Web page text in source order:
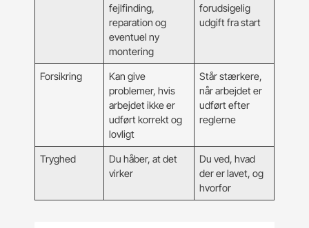
fejlfinding,
reparation og
eventuel ny
montering
forudsigelig
udgift fra start
Forsikring
Kan give
problemer, hvis
arbejdet ikke er
udført korrekt og
lovligt
Står stærkere,
når arbejdet er
udført efter
reglerne
Tryghed
Du håber, at det
virker
Du ved, hvad
der er lavet, og
hvorfor